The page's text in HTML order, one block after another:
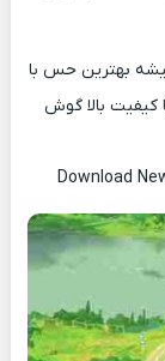
بهترین حس با
کیفیت بالا گوش
Download